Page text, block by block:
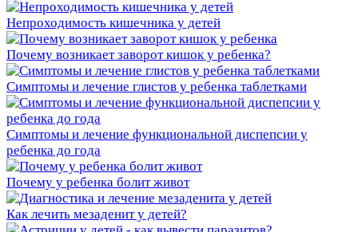
Непроходимость кишечника у детей
Почему возникает заворот кишок у ребенка?
Симптомы и лечение глистов у ребенка таблетками
Симптомы и лечение функциональной диспепсии у
ребенка до года
Почему у ребенка болит живот
Как лечить мезаденит у детей?